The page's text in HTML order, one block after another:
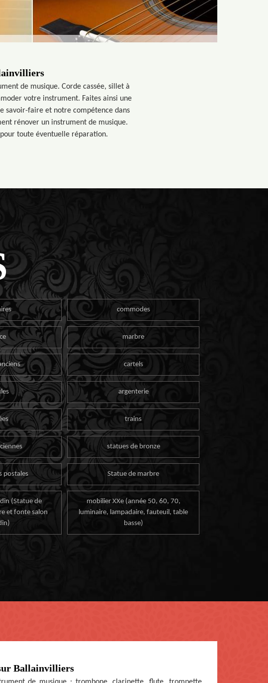
de musique. Corde cassée, sillet à
votre instrument. Faites ainsi une
savoir-faire et notre compétence dans
rénover un instrument de musique.
toute éventuelle réparation.
commodes
marbre
cartels
argenterie
trains
statues de bronze
postales Statue de marbre
(Statue de
et fonte salon
mobilier XXe (année 50, 60, 70,
luminaire, lampadaire, fauteuil, table
basse)
Ballainvilliers